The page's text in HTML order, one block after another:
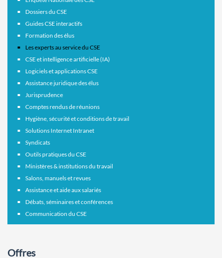
Dossiers du CSE
Guides CSE interactifs
Formation des élus
Les experts au service du CSE
CSE et intelligence artificielle (IA)
Logiciels et applications CSE
Assistance juridique des élus
Jurisprudence
Comptes rendus de réunions
Hygiène, sécurité et conditions de travail
Solutions Internet Intranet
Syndicats
Outils pratiques du CSE
Ministères & institutions du travail
Salons, manuels et revues
Assistance et aide aux salariés
Débats, séminaires et conférences
Communication du CSE
Offres